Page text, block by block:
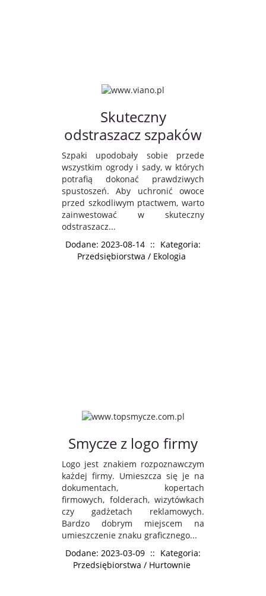
Skuteczny
odstraszacz szpaków
Szpaki upodobały sobie przede
wszystkim ogrody i sady, w których
potrafią dokonać prawdziwych
spustoszeń. Aby uchronić owoce
przed szkodliwym ptactwem, warto
zainwestować w skuteczny
odstraszacz...
Dodane: 2023-08-14 :: Kategoria:
Przedsiębiorstwa / Ekologia
Smycze z logo firmy
Logo jest znakiem rozpoznawczym
każdej firmy. Umieszcza się je na
dokumentach, kopertach
firmowych, folderach, wizytówkach
czy gadżetach reklamowych.
Bardzo dobrym miejscem na
umieszczenie znaku graficznego...
Dodane: 2023-03-09 :: Kategoria:
Przedsiębiorstwa / Hurtownie